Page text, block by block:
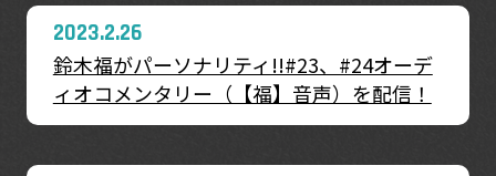
2023.2.26
鈴木福がパーソナリティ!!#23、#24オーデ
ィオコメンタリー（【福】音声）を配信！